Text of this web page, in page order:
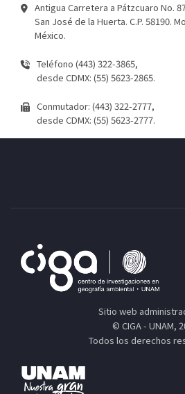
Antigua Carretera a Pátzcuaro No.
San José de la Huerta. C.P. 58190.
México.
Teléfono (443) 322-3865,
desde CDMX: (55) 5623-2865.
Conmutador: (443) 322-2777,
desde CDMX: (55) 5623-2777.
Sitio web
© CIGA - UNAM,
Todos los derechos